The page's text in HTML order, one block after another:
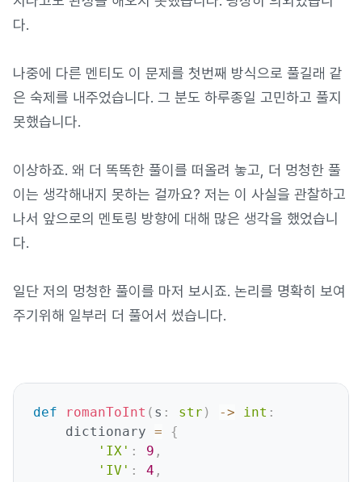
다.
나중에 다른 멘티도 이 문제를 첫번째 방식으로 풀길래 같
은 숙제를 내주었습니다. 그 분도 하루종일 고민하고 풀지
못했습니다.
이상하죠. 왜 더 똑똑한 풀이를 떠올려 놓고, 더 멍청한 풀
이는 생각해내지 못하는 걸까요? 저는 이 사실을 관찰하고
나서 앞으로의 멘토링 방향에 대해 많은 생각을 했었습니
다.
일단 저의 멍청한 풀이를 마저 보시죠. 논리를 명확히 보여
주기위해 일부러 더 풀어서 썼습니다.
def romanToInt ( s : str ) -> int :
    dictionary
=
{
'IX' : 9 ,
'IV' : 4 ,